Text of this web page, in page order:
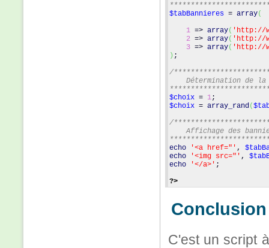
$tabBannieres = array(
1 => array( 'http://
2 => array( 'http://
3 => array( 'http://
) ;
/
Détermination de
$choix = 1;
$choix = array_rand(
/
Affichage des
echo
'<a href="' ,
echo
'<img src="' ,
echo
'</a>' ;
?>
Conclusion
C'est un script